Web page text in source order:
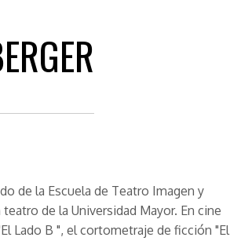
de la Escuela de Teatro Imagen y
de la Universidad Mayor. En cine
Lado B ", el cortometraje de ficción "El